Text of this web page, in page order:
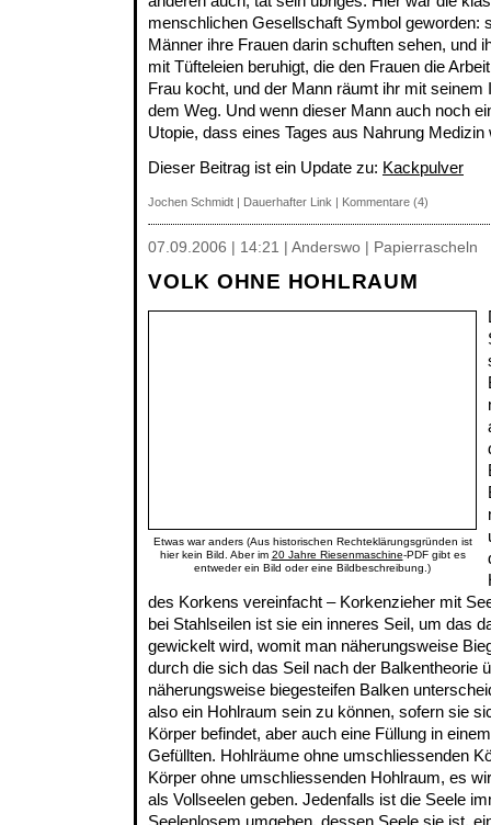
menschlichen Gesellschaft Symbol geworden:
Männer ihre Frauen darin schuften sehen, und
mit Tüfteleien beruhigt, die den Frauen die
Frau kocht, und der Mann räumt ihr mit seinem
dem Weg. Und wenn dieser Mann auch noch
Utopie, dass eines Tages aus Nahrung Medizin
Dieser Beitrag ist ein Update zu: Kackpulver
Jochen Schmidt | Dauerhafter Link | Kommentare (4)
07.09.2006 | 14:21 | Anderswo | Papierrascheln
VOLK OHNE HOHLRAUM
Etwas war anders (Aus historischen Rechteklärungsgründen ist
hier kein Bild. Aber im 20 Jahre Riesenmaschine-PDF gibt es
entweder ein Bild oder eine Bildbeschreibung.)
des Korkens vereinfacht – Korkenzieher mit
bei Stahlseilen ist sie ein inneres Seil, um das
gewickelt wird, womit man näherungsweise
durch die sich das Seil nach der Balkentheorie
näherungsweise biegesteifen Balken
also ein Hohlraum sein zu können, sofern sie
Körper befindet, aber auch eine Füllung in
Gefüllten. Hohlräume ohne umschliessenden
Körper ohne umschliessenden Hohlraum, es
als Vollseelen geben. Jedenfalls ist die Seele
Seelenlosem umgeben, dessen Seele sie ist,